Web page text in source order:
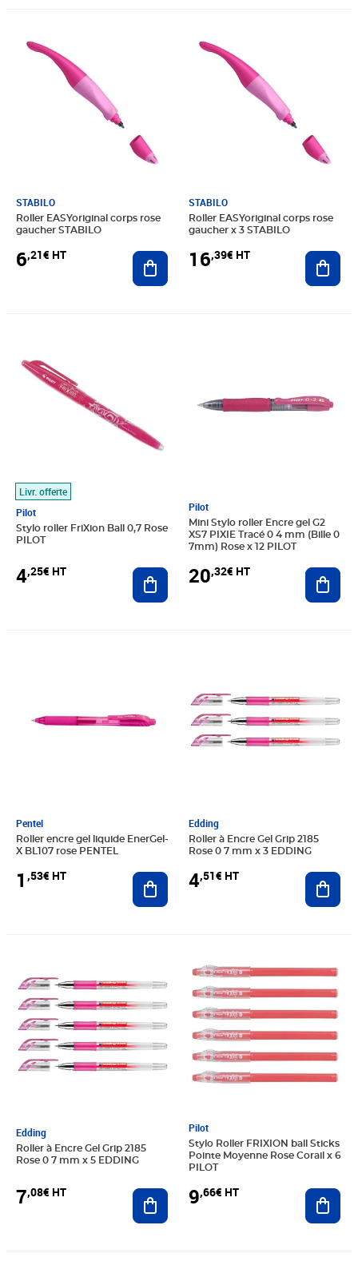
STABILO
Roller EASYoriginal corps rose
gaucher STABILO
6,21€ HT Ajouter au panier
STABILO
Roller EASYoriginal corps rose
gaucher x 3 STABILO
16,39€ HT
Livr. offerte
Pilot
Stylo roller FriXion Ball 0,7 Rose
PILOT
4,25€ HT Ajouter au panier
Pilot
Mini Stylo roller Encre gel G2
XS7 PIXIE Tracé 0 4 mm (Bille 0
7mm) Rose x 12 PILOT
20,32€ HT
Pentel
Roller encre gel liquide EnerGel-
X BL107 rose PENTEL
1 ,53€ HT Ajouter au panier
Edding
Roller à Encre Gel Grip 2185
Rose 0 7 mm x 3 EDDING
4,51€ HT
Edding
Roller à Encre Gel Grip 2185
Rose 0 7 mm x 5 EDDING
7,08€ HT Ajouter au panier
Pilot
Stylo Roller FRIXION ball Sticks
Pointe Moyenne Rose Corail x 6
PILOT
9,66€ HT